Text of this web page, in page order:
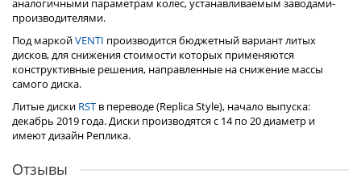
аналогичными параметрам колес, устанавливаемым заводами-
производителями.
Под маркойVENTI производится бюджетный вариант литых
дисков, для снижения стоимости которых применяются
конструктивные решения, направленные на снижение массы
самого диска.
Литые диски RST в переводе (Replica Style), начало выпуска:
декабрь 2019 года. Диски производятся с 14 по 20 диаметр и
имеют дизайн Реплика.
Отзывы